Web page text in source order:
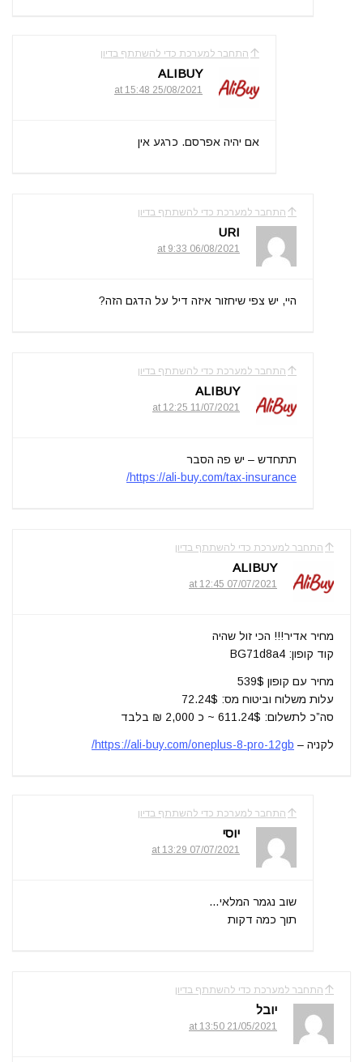
התחבר למערכת כדי להשתתף בדיון
ALIBUY
25/08/2021 at 15:48
אם יהיה אפרסם. כרגע אין
התחבר למערכת כדי להשתתף בדיון
URI
06/08/2021 at 9:33
היי, יש צפי שיחזור איזה דיל על הדגם הזה?
התחבר למערכת כדי להשתתף בדיון
ALIBUY
11/07/2021 at 12:25
תתחדש – יש פה הסבר
https://ali-buy.com/tax-insurance/
התחבר למערכת כדי להשתתף בדיון
ALIBUY
07/07/2021 at 12:45
מחיר אדיר!!! הכי זול שהיה
קוד קופון: BG71d8a4
מחיר עם קופון 539$
עלות משלוח וביטוח מס: 72.24$
סה”כ לתשלום: 611.24$ ~ כ 2,000 ₪ בלבד
לקניה – https://ali-buy.com/oneplus-8-pro-12gb/
התחבר למערכת כדי להשתתף בדיון
יוסי
07/07/2021 at 13:29
שוב נגמר המלאי…
תוך כמה דקות
התחבר למערכת כדי להשתתף בדיון
יובל
21/05/2021 at 13:50